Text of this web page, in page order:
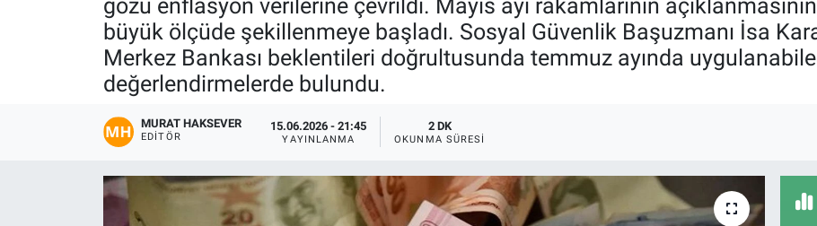
gözü enflasyon verilerine çevrildi. Mayıs ayı rakamlarının
büyük ölçüde şekillenmeye başladı. Sosyal Güvenlik Başuzmanı İsa
Merkez Bankası beklentileri doğrultusunda temmuz ayında
değerlendirmelerde bulundu.
MURAT HAKSEVER
EDITÖR
15.06.2026 - 21:45
YAYINLANMA
2 DK
OKUNMA SÜRESI
Gündem
Kültür-Sanat
Magazin
Resmi İlanlar